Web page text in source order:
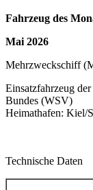
Fahrzeug des
Mai 2026
Mehrzweckschiff
Einsatzfahrzeug
Bundes (WSV)
Heimathafen: Kiel/
Technische Daten